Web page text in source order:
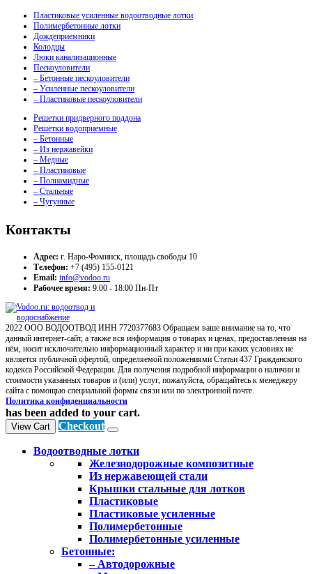
Пластиковые усиленные водоотводные лотки
Полимербетонные лотки
Дождеприемники
Колодцы
Люки канализационные
Пескоуловители
– Бетонные пескоуловители
– Усиленные пескоуловители
– Пластиковые пескоуловители
Решетки придверного поддона
Решетки водоприемные
– Бетонные
– Из нержавейки
– Медные
– Пластиковые
– Полиамидные
– Стальные
– Чугунные
Контакты
Адрес: г. Наро-Фоминск, площадь свободы 10
Телефон: +7 (495) 155-0121
Email: info@vodoo.ru
Рабочее время: 9:00 - 18:00 Пн-Пт
2022 ООО ВОДООТВОД ИНН 7720377683 Обращаем ваше внимание на то, что
данный интернет-сайт, а также вся информация о товарах и ценах, предоставленная на
нём, носит исключительно информационный характер и ни при каких условиях не
является публичной офертой, определяемой положениями Статьи 437 Гражданского
кодекса Российской Федерации. Для получения подробной информации о наличии и
стоимости указанных товаров и (или) услуг, пожалуйста, обращайтесь к менеджеру
сайта с помощью специальной формы связи или по электронной почте.
Политика конфиденциальности
has been added to your cart.
View Cart Checkout
Водоотводные лотки
Железнодорожные композитные
Из нержавеющей стали
Крышки стальные для лотков
Пластиковые
Пластиковые усиленные
Полимербетонные
Полимербетонные усиленные
Бетонные:
– Автодорожные